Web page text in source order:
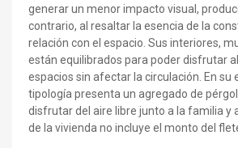
generar un menor impacto visual,
contrario, al resaltar la esencia de la
relación con el espacio. Sus interiores,
están equilibrados para poder disfrutar
espacios sin afectar la circulación. En su
tipología presenta un agregado de
disfrutar del aire libre junto a la familia y
de la vivienda no incluye el monto del